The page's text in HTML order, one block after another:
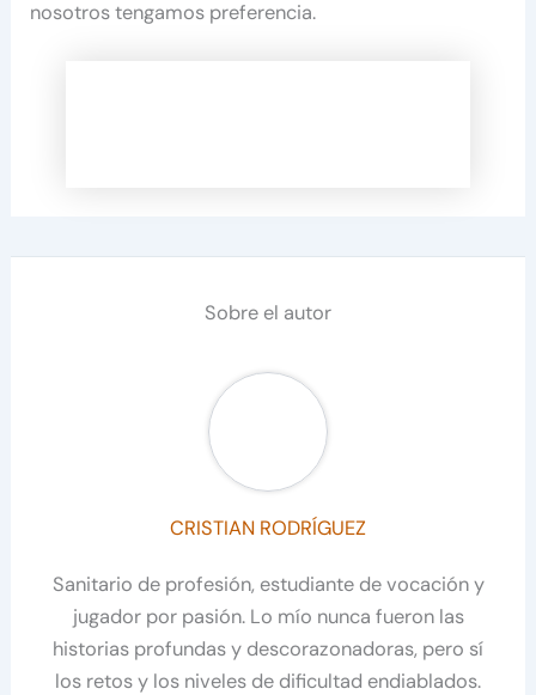
nosotros tengamos preferencia.
Sobre el autor
CRISTIAN RODRÍGUEZ
Sanitario de profesión, estudiante de vocación y
jugador por pasión. Lo mío nunca fueron las
historias profundas y descorazonadoras, pero sí
los retos y los niveles de dificultad endiablados.